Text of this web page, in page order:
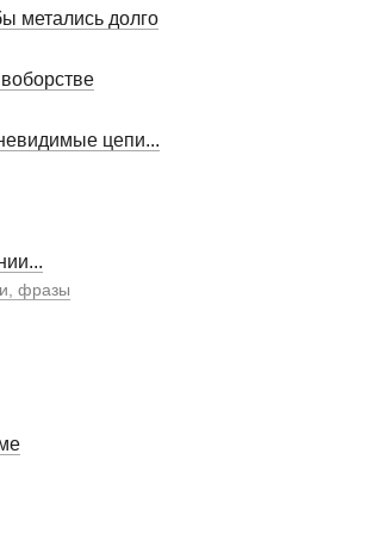
метались долго
цепи...
фразы